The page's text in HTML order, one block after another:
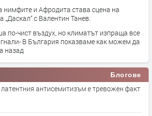
нимфите и Афродита става сцена на
„Даскал“ с Валентин Танев.
по-чист въздух, но климатът изпраща все
В България показваме как можем да
назад
Блогове
антисемитизъм е тревожен факт